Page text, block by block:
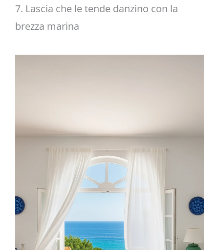
7. Lascia che le tende danzino con la
brezza marina